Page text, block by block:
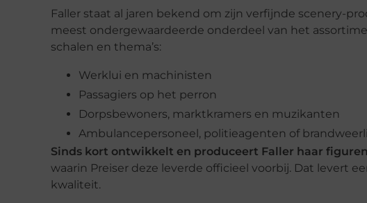
Faller staat al jaren bekend om zijn verfijnde scenery-
meest ondergewaardeerde onderdeel van het
schalen en thema’s:
Werklui en machinisten
Passagiers op het perron
Dorpsbewoners, marktkramers en muzikanten
Ambulancepersoneel, politieagenten of
Sinds kort ontwikkelt en produceert Faller haar
waarin Preiser deze leverde officieel voorbij. Dat levert
kwaliteit.